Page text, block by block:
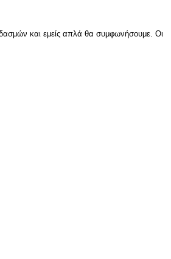
και εμείς απλά θα συμφωνήσουμε. Οι